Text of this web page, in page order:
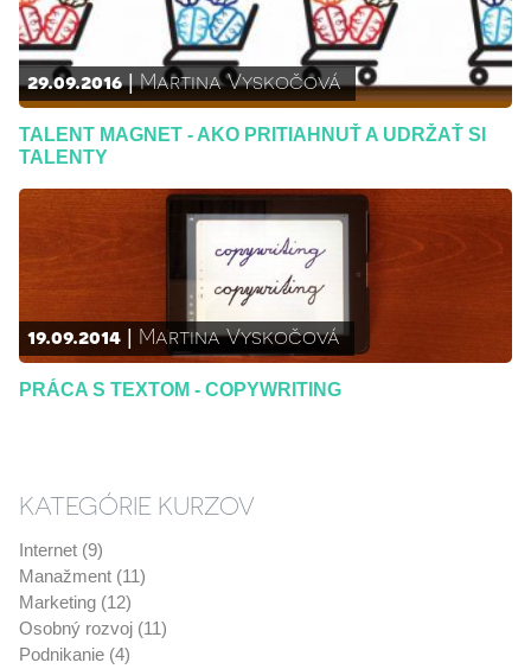
29.09.2016 Martina Vyskočová
TALENT MAGNET - AKO PRITIAHNUŤ A UDRŽAŤ SI
TALENTY
19.09.2014 Martina Vyskočová
PRÁCA S TEXTOM - COPYWRITING
KATEGÓRIE KURZOV
Internet (9)
Manažment (11)
Marketing (12)
Osobný rozvoj (11)
Podnikanie (4)